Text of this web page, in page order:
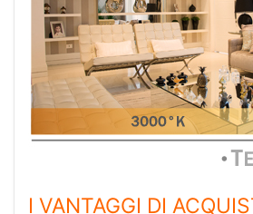
I VANTAGGI DI